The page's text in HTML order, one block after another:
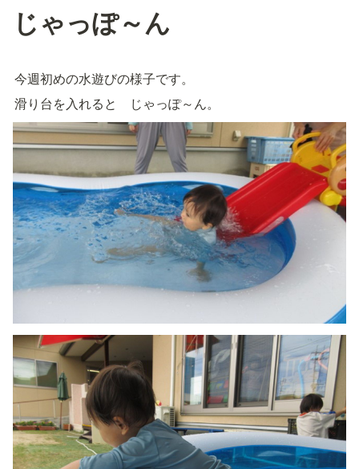
じゃっぽ～ん
今週初めの水遊びの様子です。
滑り台を入れると　じゃっぽ～ん。